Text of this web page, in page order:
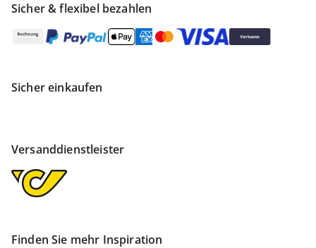
Sicher & flexibel bezahlen
Sicher einkaufen
Versanddienstleister
Finden Sie mehr Inspiration